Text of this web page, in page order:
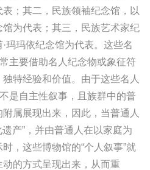
；其二，民族领袖纪念馆，以
为代表；其三，民族艺术家纪
玛玛依纪念馆为代表。这些名
主要借助名人纪念物或象征符
特经验和价值。由于这些名人
是自主性叙事，且族群中的普
属展现出来，因此，当普通人
遗产”，并由普通人在以家庭为
，这些博物馆的“个人叙事”就
的方式呈现出来，从而重